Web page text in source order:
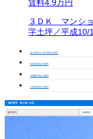
賃料4.9万円
３ＤＫ マンシ
字土坪／平成10/
名古屋市中川区周辺の物件
伏屋駅周辺の物件
高畑駅周辺の物件
中島駅周辺の物件
物件番号・取り扱い支店
物件番号 2102655